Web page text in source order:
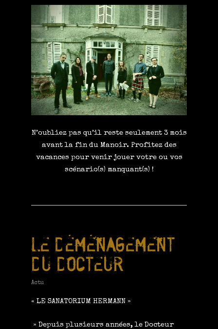
N’oubliez pas qu’il reste seulement 3 mois
avant la fin du Manoir. Profitez des
vacances pour venir jouer votre ou vos
scénario(s) manquant(s) !
LE DÉMÉNAGEMENT
DU DOCTEUR
Actu
« LE SANATORIUM HERMANN »
» Depuis plusieurs années, le Docteur